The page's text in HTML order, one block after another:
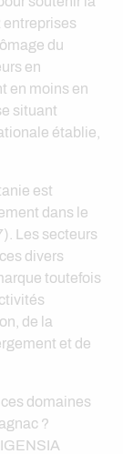
entreprises
du
en
en moins en
situant
établie,
est
dans le
Les secteurs
divers
toutefois
de la
et de
domaines
?